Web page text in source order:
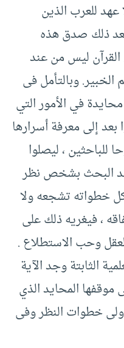
عهد للعرب الذين
بعد ذلك صدق هذه
القرآن ليس من عند
الخبير.‏ وبالتأمل فى
في الأمور التي
إلى معرفة أسرارها
للباحثين ، ليصلوا
البحث بشخص نظر
كل خطواته تشجعه ولا
، فيغريه ذلك على
وحب الاستطلاع .‏
الثابتة وجد الآية
المحايد الذي
خطوات النظر وفى